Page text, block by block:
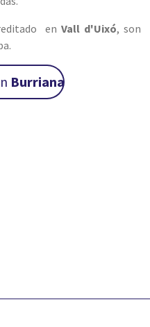
en Vall d'Uixó, son
Burriana